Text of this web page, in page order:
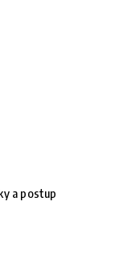
a postup